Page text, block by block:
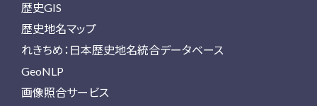
歴史GIS
歴史地名マップ
れきちめ：日本歴史地名統合データベース
GeoNLP
画像照合サービス